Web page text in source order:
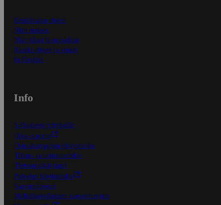
Ensitilaajan ohjeet
Näin maksat
Näin tilaat ja muokkaat
Kaikki ohjeet ja vinkit
In English
Info
S-Business yrityksille
Oiva-raportit
Osuuskauppojen yhteystiedot
Tilaus- ja toimitusehdot
Tietosuojakäytäntö
Palvelun käyttöehdot
Saavutettavuus
Mobiilisovelluksen saavutettavuus